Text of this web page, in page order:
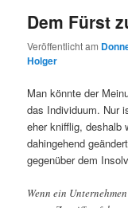
Dem Fürst
Veröffentlicht am
Holger
Man könnte der
das Individuum. Nur
eher knifflig, deshalb
dahingehend
gegenüber dem
Wenn ein